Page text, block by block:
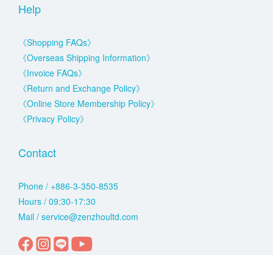
Help
《Shopping FAQs》
《Overseas Shipping Information》
《Invoice FAQs》
《Return and Exchange Policy》
《Online Store Membership Policy》
《Privacy Policy》
Contact
Phone / +886-3-350-8535
Hours / 09:30-17:30
Mail / service@zenzhoultd.com